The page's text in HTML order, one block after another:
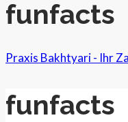
funfacts
Praxis Bakhtyari - Ihr
funfacts